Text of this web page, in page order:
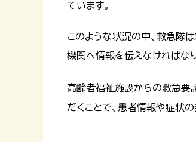
ています。
このような状況の中、救急隊
機関へ情報を伝えなければな
高齢者福祉施設からの救急要
だくことで、患者情報や症状